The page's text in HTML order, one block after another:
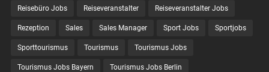
Reisebüro Jobs Reiseveranstalter Reiseveranstalter Jobs
Rezeption Sales Sales Manager Sport Jobs Sportjobs
Sporttourismus Tourismus Tourismus Jobs
Tourismus Jobs Bayern Tourismus Jobs Berlin